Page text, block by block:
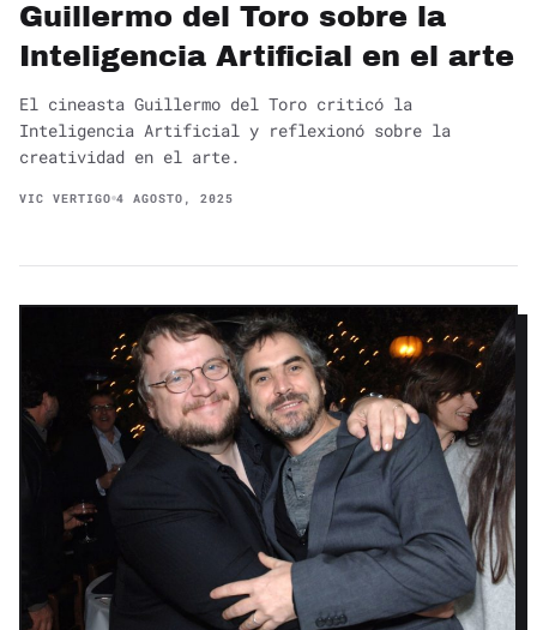
Guillermo del Toro sobre la
Inteligencia Artificial en el arte
El cineasta Guillermo del Toro criticó la
Inteligencia Artificial y reflexionó sobre la
creatividad en el arte.
VIC VERTIGO 4 AGOSTO, 2025